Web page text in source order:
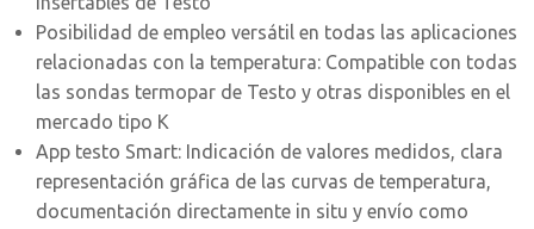
Posibilidad de empleo versátil en todas las aplicaciones
relacionadas con la temperatura: Compatible con todas
las sondas termopar de Testo y otras disponibles en el
mercado tipo K
App testo Smart: Indicación de valores medidos, clara
representación gráfica de las curvas de temperatura,
documentación directamente in situ y envío como